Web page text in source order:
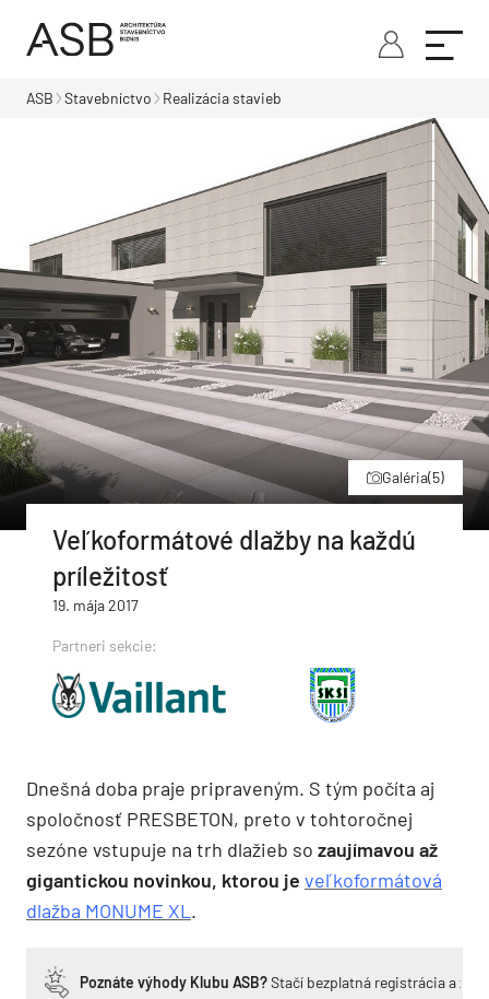
ASB Stavebníctvo Realizácia stavieb
Galéria(5)
Veľkoformátové dlažby na každú
príležitosť
19. mája 2017
Partneri sekcie:
Dnešná doba praje pripraveným. S tým počíta aj
spoločnosť PRESBETON, preto v tohtoročnej
sezóne vstupuje na trh dlažieb so zaujímavou až
gigantickou novinkou, ktorou je veľkoformátová
dlažba MONUME XL .
Poznáte výhody Klubu ASB?Stačí bezplatná registrácia a